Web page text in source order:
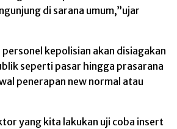
di sarana umum,”ujar
kepolisian akan disiagakan
seperti pasar hingga prasarana
penerapan new normal atau
yang kita lakukan uji coba insert